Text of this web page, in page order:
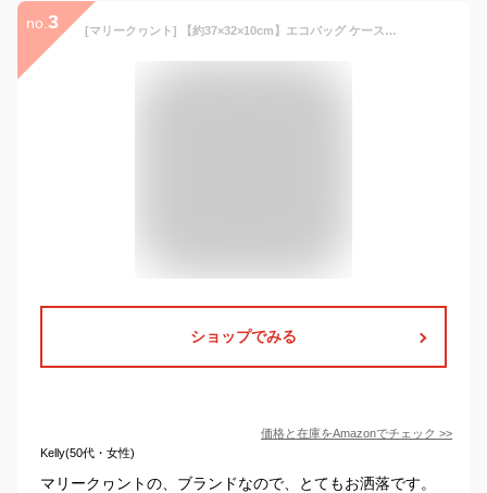
no. 3 [マリークヮント] 【約37×32×10cm】エコバッグ ケース付（レディース）（MARY QUANT） ベージュ フリー
ショップでみる
価格と在庫をAmazonでチェック >>
Kelly(50代・女性)
マリークヮントの、ブランドなので、とてもお洒落です。